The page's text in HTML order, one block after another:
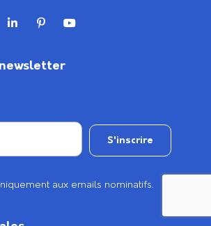
aux emails nominatifs.